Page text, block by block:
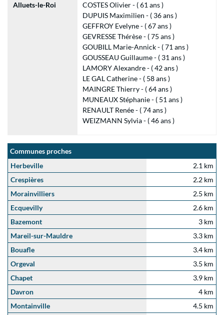
Alluets-le-Roi
COSTES Olivier - ( 61 ans )
DUPUIS Maximilien - ( 36 ans )
GEFFROY Evelyne - ( 67 ans )
GEVRESSE Thérèse - ( 75 ans )
GOUBILL Marie-Annick - ( 71 ans )
GOUSSEAU Guillaume - ( 31 ans )
LAMORY Alexandre - ( 42 ans )
LE GAL Catherine - ( 58 ans )
MAINGRE Thierry - ( 64 ans )
MUNEAUX Stéphanie - ( 51 ans )
RENAULT Renée - ( 74 ans )
WEIZMANN Sylvia - ( 46 ans )
Communes proches
Herbeville
2.1 km
Crespières
2.2 km
Morainvilliers
2.5 km
Ecquevilly
2.6 km
Bazemont
3 km
Mareil-sur-Mauldre
3.3 km
Bouafle
3.4 km
Orgeval
3.5 km
Chapet
3.9 km
Davron
4 km
Montainville
4.5 km